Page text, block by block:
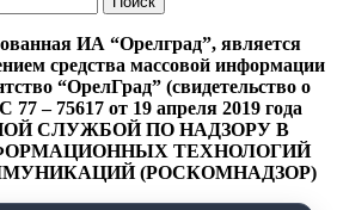
ИА “Орелград”, является
средства массовой информации
“ОрелГрад” (свидетельство о
– 75617 от 19 апреля 2019 года
СЛУЖБОЙ ПО НАДЗОРУ В
ТЕХНОЛОГИЙ
(РОСКОМНАДЗОР)